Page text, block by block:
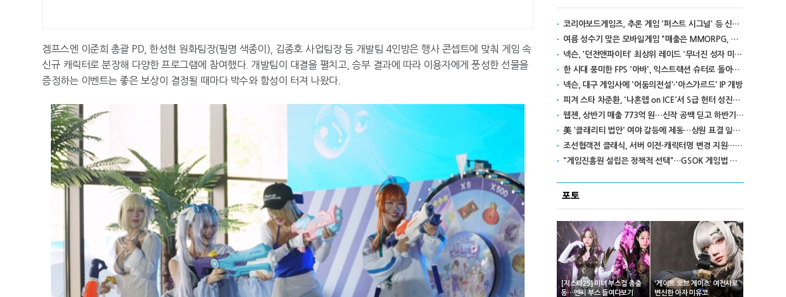
겜프스엔 이준희 총괄 PD, 한성현 원화팀장(필명 색종이), 김종호 사업팀장 등 개발팀 4인방은 행사 콘셉트에 맞춰 게임 속
신규 캐릭터로 분장해 다양한 프로그램에 참여했다. 개발팀이 대결을 펼치고, 승부 결과에 따라 이용자에게 풍성한 선물을
증정하는 이벤트는 좋은 보상이 결정될 때마다 박수와 함성이 터져 나왔다.
코리아보드게임즈, 추론 게임 '퍼스트 시그널' 등 신작 보드게임 4종 출시
여름 성수기 맞은 모바일게임 "매출은 MMORPG, 인기는 캐주얼"
넥슨, '던전앤파이터' 최상위 레이드 '무너진 성자 미카엘라' 업데이트
한 시대 풍미한 FPS '아바', 익스트랙션 슈터로 돌아온다
넥슨, 대구 게임사에 '어둠의전설'·'아스가르드' IP 개방
피겨 스타 차준환, '나혼렙 on ICE'서 S급 헌터 성진우로 변신
웹젠, 상반기 매출 773억 원…신작 공백 딛고 하반기 반전 노린다
美 '클래리티 법안' 여야 갈등에 제동…상원 표결 일정 불투명
조선협객전 클래식, 서버 이전·캐릭터명 변경 지원…'역질의 들판' 콘텐츠 확장
"게임진흥원 설립은 정책적 선택"…GSOK 게임법 전부개정안 포럼서 제기
포토
[지스타25] 미녀 부스걸 총출
동…엔씨 부스 들여다보기
'게이트 오브 게이츠' 여전사로
변신한 아자 미유코